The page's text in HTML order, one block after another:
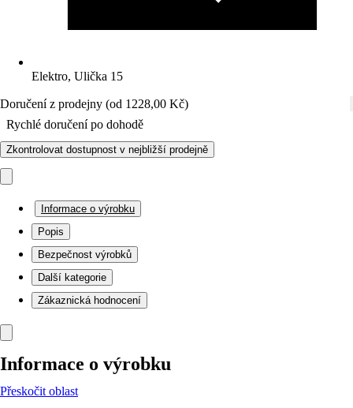
Elektro, Ulička 15
Doručení z prodejny (od 1228,00 Kč)
Rychlé doručení po dohodě
Zkontrolovat dostupnost v nejbližší prodejně
Informace o výrobku
Popis
Bezpečnost výrobků
Další kategorie
Zákaznická hodnocení
Informace o výrobku
Přeskočit oblast